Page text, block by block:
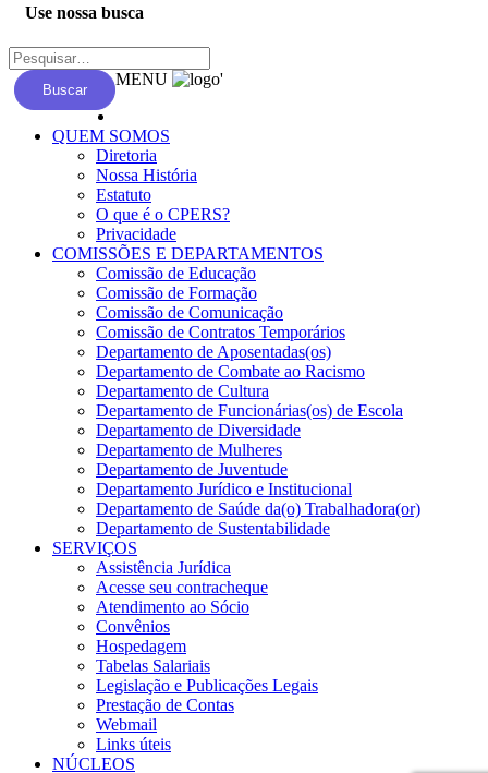
Use nossa busca
Buscar
MENU '
QUEM SOMOS
Diretoria
Nossa História
Estatuto
O que é o CPERS?
Privacidade
COMISSÕES E DEPARTAMENTOS
Comissão de Educação
Comissão de Formação
Comissão de Comunicação
Comissão de Contratos Temporários
Departamento de Aposentadas(os)
Departamento de Combate ao Racismo
Departamento de Cultura
Departamento de Funcionárias(os) de Escola
Departamento de Diversidade
Departamento de Mulheres
Departamento de Juventude
Departamento Jurídico e Institucional
Departamento de Saúde da(o) Trabalhadora(or)
Departamento de Sustentabilidade
SERVIÇOS
Assistência Jurídica
Acesse seu contracheque
Atendimento ao Sócio
Convênios
Hospedagem
Tabelas Salariais
Legislação e Publicações Legais
Prestação de Contas
Webmail
Links úteis
NÚCLEOS